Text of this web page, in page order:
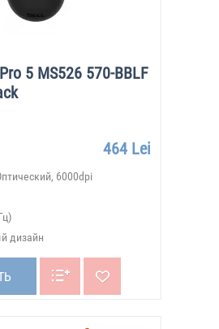
5 MS526 570-BBLF
464 Lei
6000dpi
дизайн